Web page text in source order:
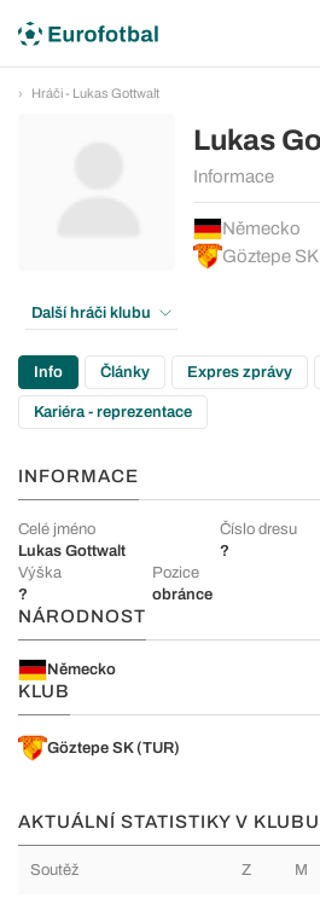
Hráči - Lukas Gottwalt
Lukas
Informace
Německo
Göztepe SK
Další hráči klubu
Info Články Expres zprávy
Kariéra - reprezentace
INFORMACE
Celé jméno
Lukas Gottwalt
Číslo dresu
?
Výška
?
Pozice
obránce
NÁRODNOST
Německo
KLUB
Göztepe SK (TUR)
AKTUÁLNÍ STATISTIKY V
Soutěž Z M